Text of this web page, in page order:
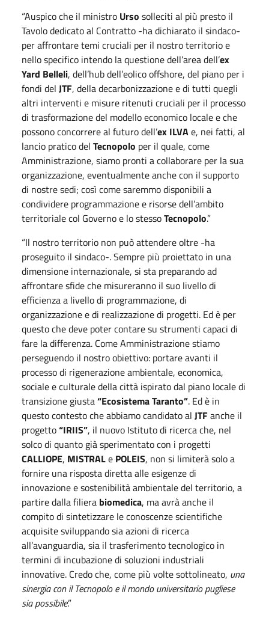
“Auspico che il ministro Urso solleciti al più presto il
Tavolo dedicato al Contratto -ha dichiarato il sindaco-
per affrontare temi cruciali per il nostro territorio e
nello specifico intendo la questione dell’area dell’ex
Yard Belleli, dell’hub dell’eolico offshore, del piano per i
fondi del JTF, della decarbonizzazione e di tutti quegli
altri interventi e misure ritenuti cruciali per il processo
di trasformazione del modello economico locale e che
possono concorrere al futuro dell’ex ILVAe, nei fatti, al
lancio pratico del Tecnopolo per il quale, come
Amministrazione, siamo pronti a collaborare per la sua
organizzazione, eventualmente anche con il supporto
di nostre sedi; così come saremmo disponibili a
condividere programmazione e risorse dell’ambito
territoriale col Governo e lo stessoTecnopolo.”
“Il nostro territorio non può attendere oltre -ha
proseguito il sindaco-. Sempre più proiettato in una
dimensione internazionale, si sta preparando ad
affrontare sfide che misureranno il suo livello di
efficienza a livello di programmazione, di
organizzazione e di realizzazione di progetti. Ed è per
questo che deve poter contare su strumenti capaci di
fare la differenza. Come Amministrazione stiamo
perseguendo il nostro obiettivo: portare avanti il
processo di rigenerazione ambientale, economica,
sociale e culturale della città ispirato dal piano locale di
transizione giusta“Ecosistema Taranto”. Ed è in
questo contesto che abbiamo candidato al JTFanche il
progetto“IRIIS”, il nuovo Istituto di ricerca che, nel
solco di quanto già sperimentato con i progetti
CALLIOPE, MISTRALe POLEIS, non si limiterà solo a
fornire una risposta diretta alle esigenze di
innovazione e sostenibilità ambientale del territorio, a
partire dalla filiera biomedica, ma avrà anche il
compito di sintetizzare le conoscenze scientifiche
acquisite sviluppando sia azioni di ricerca
all’avanguardia, sia il trasferimento tecnologico in
termini di incubazione di soluzioni industriali
innovative. Credo che, come più volte sottolineato, una
sinergia con il Tecnopolo e il mondo universitario pugliese
sia possibile.”